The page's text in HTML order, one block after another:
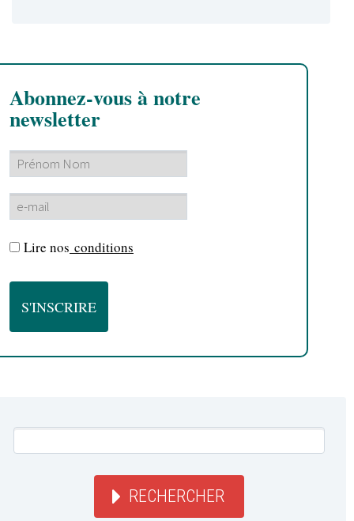
Abonnez-vous à notre
newsletter
Lire nos conditions
RECHERCHER